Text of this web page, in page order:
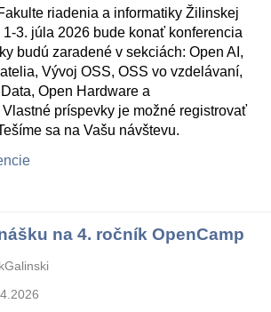
riadenia a informatiky Žilinskej
3. júla 2026 bude konať konferencia
budú zaradené v sekciách: Open AI,
Vývoj OSS, OSS vo vzdelávaní,
Open Hardware a
príspevky je možné registrovať
sa na Vašu návštevu.
na 4. ročník OpenCamp